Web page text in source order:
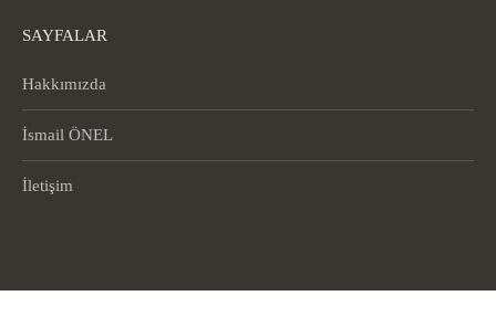
SAYFALAR
Hakkımızda
İsmail ÖNEL
İletişim